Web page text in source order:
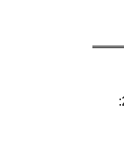
كأس أمم أفريقيا 2025: